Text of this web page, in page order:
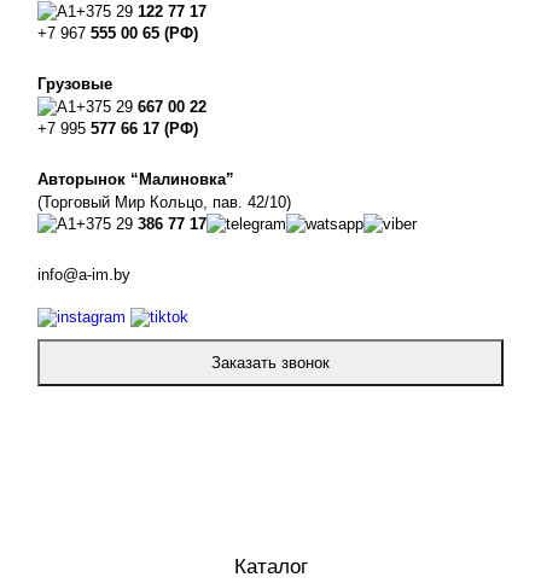
+375 29 122 77 17
+7 967 555 00 65 (РФ)
Грузовые
+375 29 667 00 22
+7 995 577 66 17 (РФ)
Авторынок “Малиновка”
(Торговый Мир Кольцо, пав. 42/10)
+375 29 386 77 17
info@a-im.by
Заказать звонок
Каталог